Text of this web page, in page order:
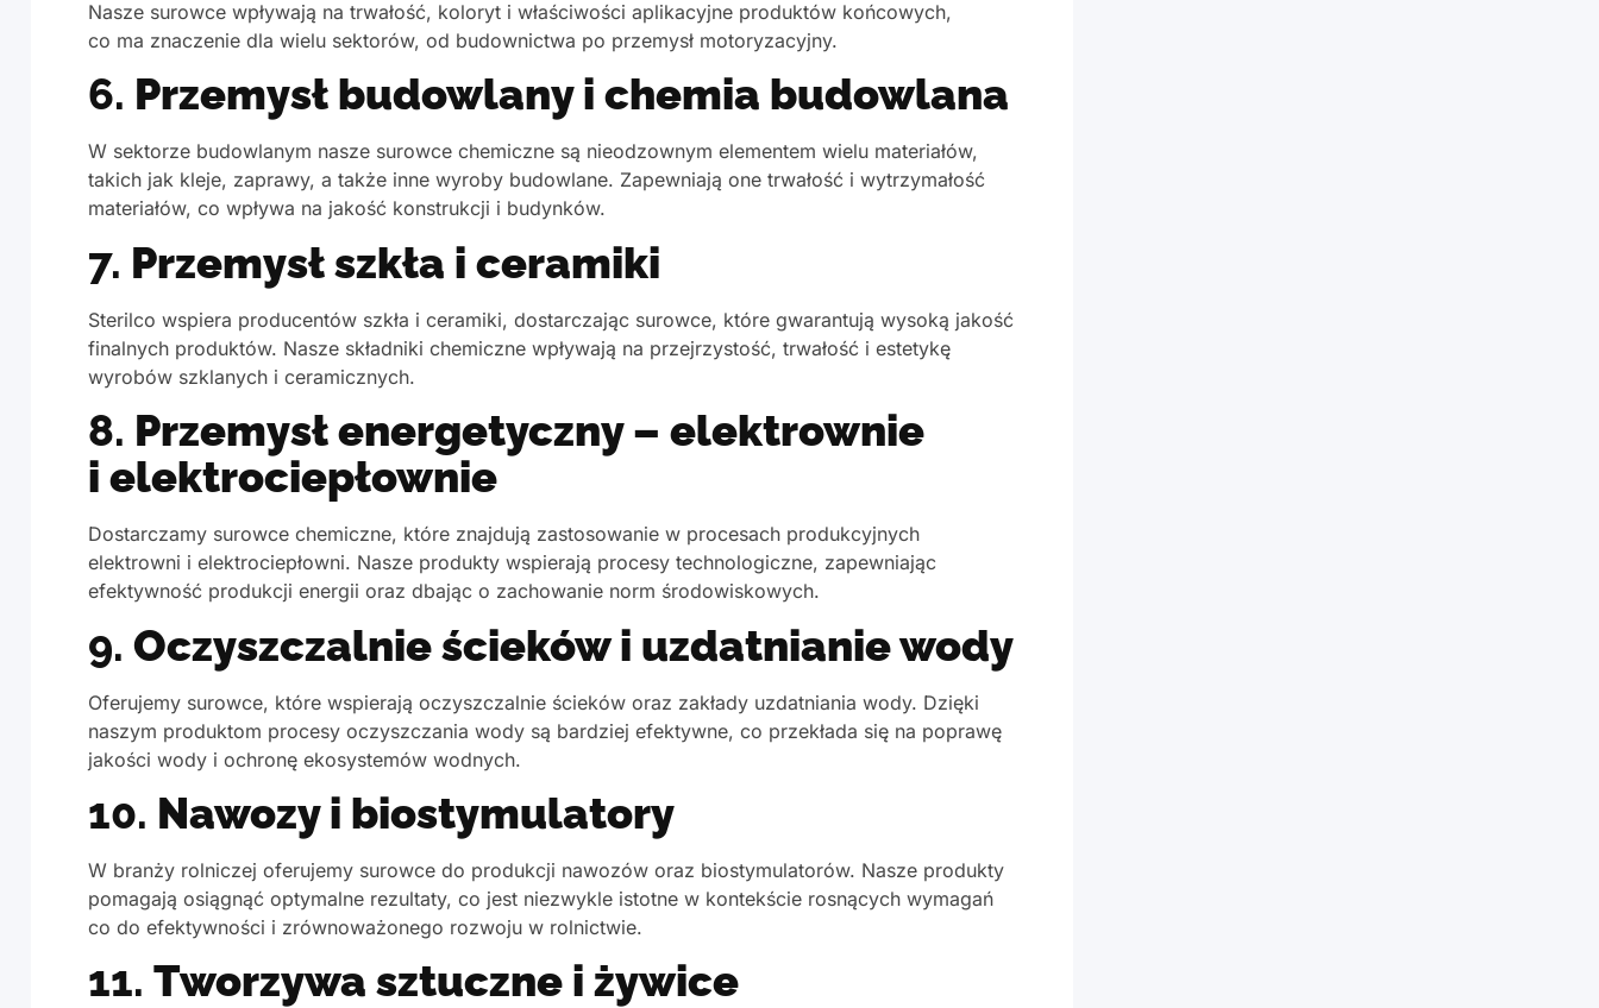
Nasze surowce wpływają na trwałość, koloryt i właściwości aplikacyjne produktów końcowych,
co ma znaczenie dla wielu sektorów, od budownictwa po przemysł motoryzacyjny.
6. Przemysł budowlany i chemia budowlana
W sektorze budowlanym nasze surowce chemiczne są nieodzownym elementem wielu materiałów,
takich jak kleje, zaprawy, a także inne wyroby budowlane. Zapewniają one trwałość i wytrzymałość
materiałów, co wpływa na jakość konstrukcji i budynków.
7. Przemysł szkła i ceramiki
Sterilco wspiera producentów szkła i ceramiki, dostarczając surowce, które gwarantują wysoką jakość
finalnych produktów. Nasze składniki chemiczne wpływają na przejrzystość, trwałość i estetykę
wyrobów szklanych i ceramicznych.
8. Przemysł energetyczny – elektrownie
i elektrociepłownie
Dostarczamy surowce chemiczne, które znajdują zastosowanie w procesach produkcyjnych
elektrowni i elektrociepłowni. Nasze produkty wspierają procesy technologiczne, zapewniając
efektywność produkcji energii oraz dbając o zachowanie norm środowiskowych.
9. Oczyszczalnie ścieków i uzdatnianie wody
Oferujemy surowce, które wspierają oczyszczalnie ścieków oraz zakłady uzdatniania wody. Dzięki
naszym produktom procesy oczyszczania wody są bardziej efektywne, co przekłada się na poprawę
jakości wody i ochronę ekosystemów wodnych.
10. Nawozy i biostymulatory
W branży rolniczej oferujemy surowce do produkcji nawozów oraz biostymulatorów. Nasze produkty
pomagają osiągnąć optymalne rezultaty, co jest niezwykle istotne w kontekście rosnących wymagań
co do efektywności i zrównoważonego rozwoju w rolnictwie.
11. Tworzywa sztuczne i żywice